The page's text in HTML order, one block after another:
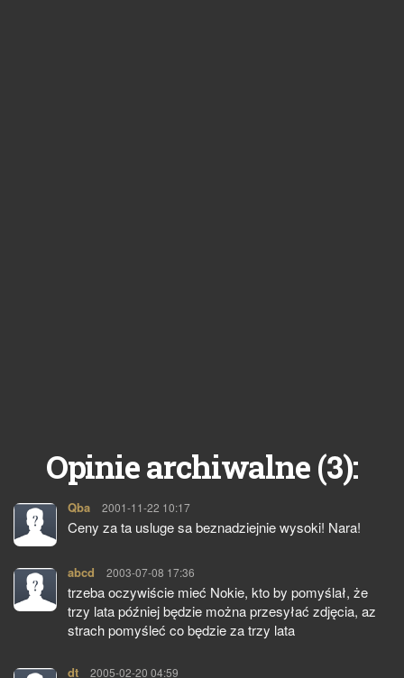
Opinie archiwalne (3):
Qba pisze:
2001-11-22 10:17
Ceny za ta usluge sa beznadziejnie wysoki! Nara!
abcd pisze:
2003-07-08 17:36
trzeba oczywiście mieć Nokie, kto by pomyślał, że
trzy lata później będzie można przesyłać zdjęcia, az
strach pomyśleć co będzie za trzy lata
dt pisze:
2005-02-20 04:59